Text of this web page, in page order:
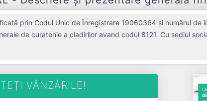
prin Codul Unic de Înregistrare 19060364 și numărul
de curatenie a cladirilor avand codul 8121. Cu sediul
VÂNZĂRILE!